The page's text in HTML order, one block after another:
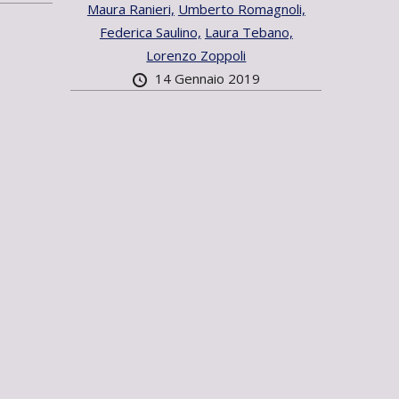
Maura Ranieri, Umberto Romagnoli,
Federica Saulino, Laura Tebano,
Lorenzo Zoppoli
14 Gennaio 2019